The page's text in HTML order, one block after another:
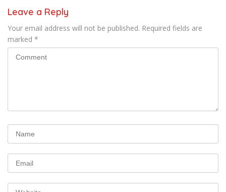
Leave a Reply
Your email address will not be published. Required fields are
marked *